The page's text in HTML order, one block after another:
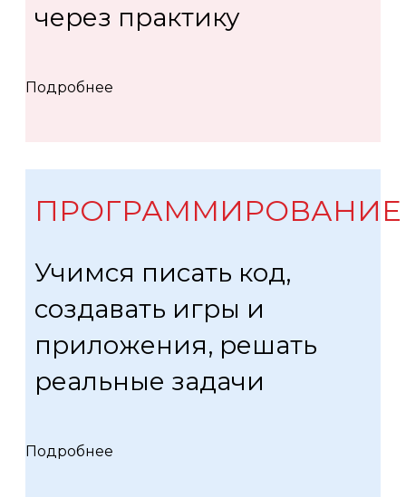
через практику
Подробнее
ПРОГРАММИРОВАНИЕ
Учимся писать код,
создавать игры и
приложения, решать
реальные задачи
Подробнее